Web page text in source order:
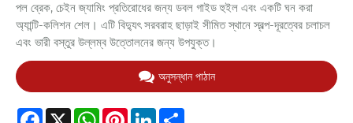
পল ব্রেক, চেইন জ্যামিং প্রতিরোধের জন্য ডবল গাইড হুইল এবং একটি ঘন করা
অ্যান্টি-কলিশন শেল। এটি বিদ্যুৎ সরবরাহ ছাড়াই সীমিত স্থানে স্বল্প-দূরত্বের চলাচল
এবং ভারী বস্তুর উল্লম্ব উত্তোলনের জন্য উপযুক্ত।
অনুসন্ধান পাঠান
Facebook
X WhatsApp
PinterestLinkedIn